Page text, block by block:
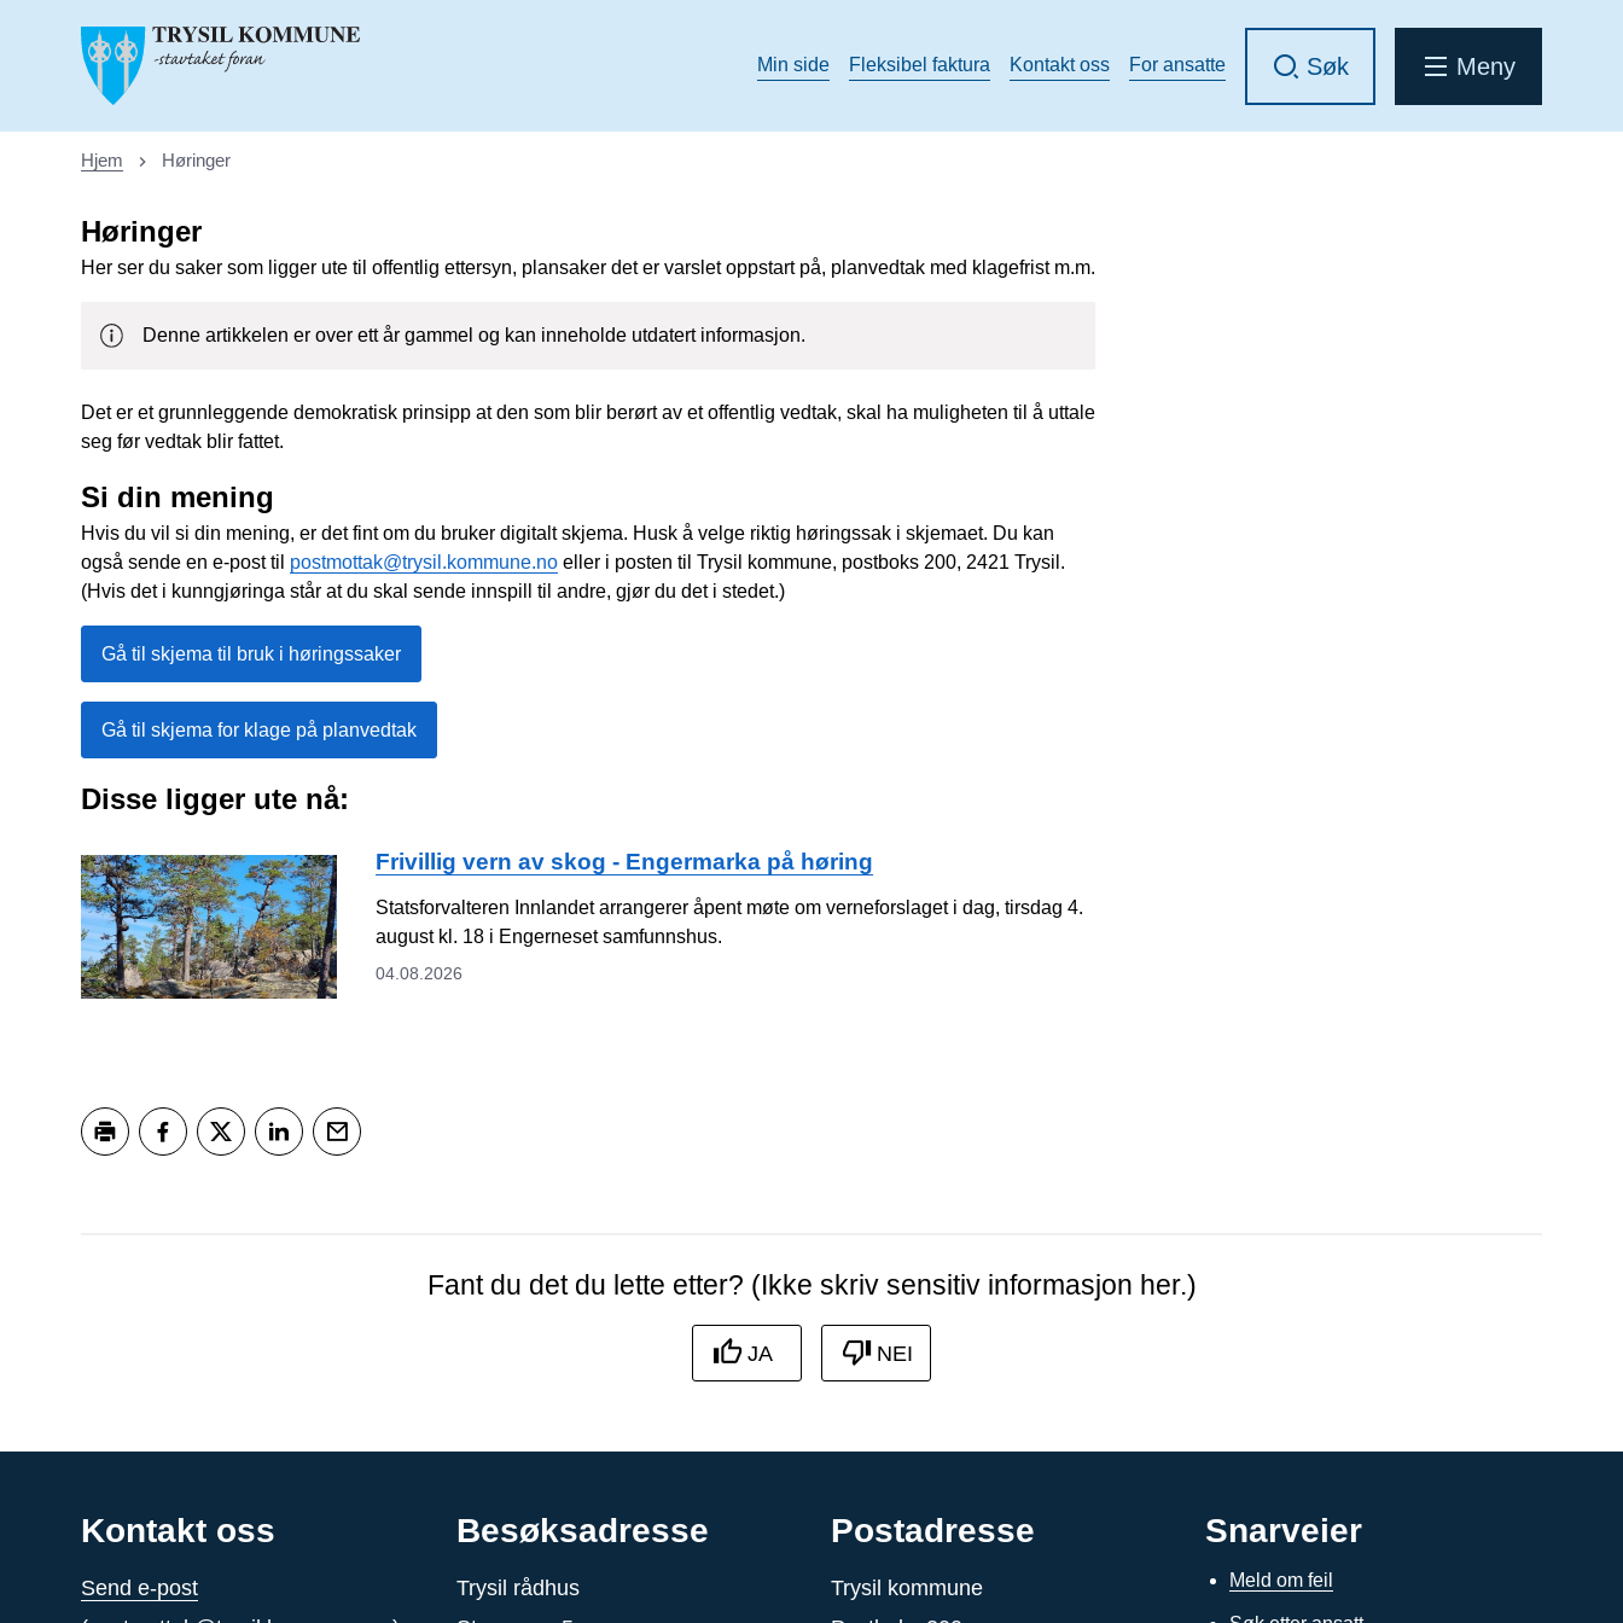
Trysil kommune
Min side
Fleksibel faktura Kontakt oss For ansatte Søk Meny
Du er her:
Hjem Høringer
Høringer
Her ser du saker som ligger ute til offentlig ettersyn, plansaker det er varslet oppstart på, planvedtak med klagefrist m.m.
Denne artikkelen er over ett år gammel og kan inneholde utdatert informasjon.
Det er et grunnleggende demokratisk prinsipp at den som blir berørt av et offentlig vedtak, skal ha muligheten til å uttale
seg før vedtak blir fattet.
Si din mening
Hvis du vil si din mening, er det fint om du bruker digitalt skjema. Husk å velge riktig høringssak i skjemaet. Du kan
også sende en e-post til postmottak@trysil.kommune.no eller i posten til Trysil kommune, postboks 200, 2421 Trysil.
(Hvis det i kunngjøringa står at du skal sende innspill til andre, gjør du det i stedet.)
Gå til skjema til bruk i høringssaker
Gå til skjema for klage på planvedtak
Disse ligger ute nå:
Frivillig vern av skog - Engermarka på høring
Statsforvalteren Innlandet arrangerer åpent møte om verneforslaget i dag, tirsdag 4.
august kl. 18 i Engerneset samfunnshus.
04.08.2026
Fant du det du lette etter? (Ikke skriv sensitiv informasjon her.)
JA NEI
Kontakt oss
Send e-post
Besøksadresse
Trysil rådhus
Postadresse
Trysil kommune
Snarveier
Meld om feil